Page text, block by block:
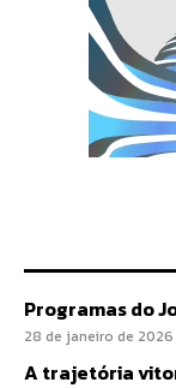
Programas do
28 de janeiro de 2026
A trajetória